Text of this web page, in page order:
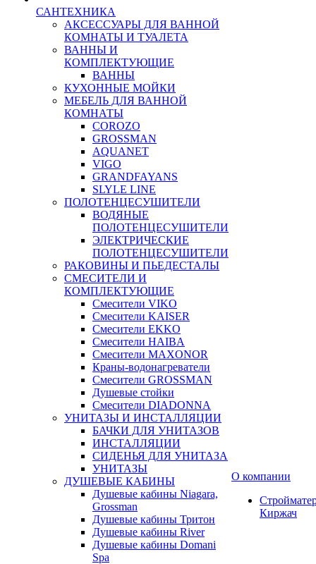
САНТЕХНИКА
АКСЕССУАРЫ ДЛЯ ВАННОЙ
КОМНАТЫ И ТУАЛЕТА
ВАННЫ И
КОМПЛЕКТУЮЩИЕ
ВАННЫ
КУХОННЫЕ МОЙКИ
МЕБЕЛЬ ДЛЯ ВАННОЙ
КОМНАТЫ
COROZO
GROSSMAN
AQUANET
VIGO
GRANDFAYANS
SLYLE LINE
ПОЛОТЕНЦЕСУШИТЕЛИ
ВОДЯНЫЕ
ПОЛОТЕНЦЕСУШИТЕЛИ
ЭЛЕКТРИЧЕСКИЕ
ПОЛОТЕНЦЕСУШИТЕЛИ
РАКОВИНЫ И ПЬЕДЕСТАЛЫ
СМЕСИТЕЛИ И
КОМПЛЕКТУЮЩИЕ
Смесители VIKO
Смесители KAISER
Смесители EKKO
Смесители HAIBA
Смесители MAXONOR
Краны-водонагреватели
Смесители GROSSMAN
Душевые стойки
Смесители DIADONNA
УНИТАЗЫ И ИНСТАЛЛЯЦИИ
БАЧКИ ДЛЯ УНИТАЗОВ
ИНСТАЛЛЯЦИИ
СИДЕНЬЯ ДЛЯ УНИТАЗА
УНИТАЗЫ
ДУШЕВЫЕ КАБИНЫ
Душевые кабины Niagara,
Grossman
Душевые кабины Тритон
Душевые кабины River
Душевые кабины Domani
Spa
О компании
Киржач